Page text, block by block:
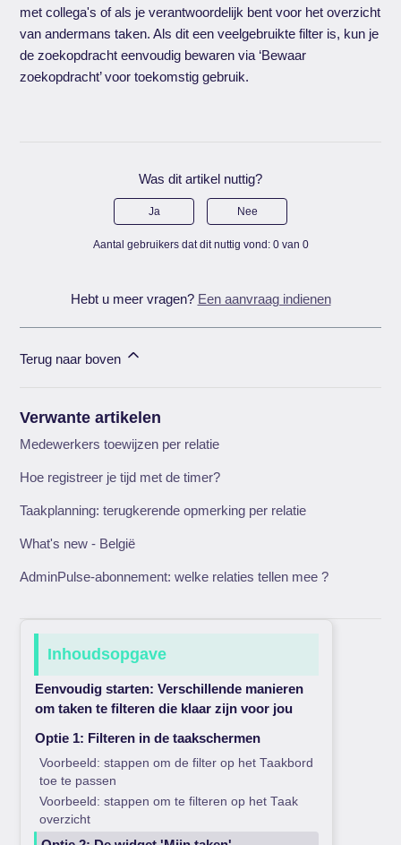
met collega's of als je verantwoordelijk bent voor het overzicht
van andermans taken. Als dit een veelgebruikte filter is, kun je
de zoekopdracht eenvoudig bewaren via ‘Bewaar
zoekopdracht’ voor toekomstig gebruik.
Was dit artikel nuttig?
Ja Nee
Aantal gebruikers dat dit nuttig vond: 0 van 0
Hebt u meer vragen? Een aanvraag indienen
Terug naar boven
Verwante artikelen
Medewerkers toewijzen per relatie
Hoe registreer je tijd met de timer?
Taakplanning: terugkerende opmerking per relatie
What's new - België
AdminPulse-abonnement: welke relaties tellen mee ?
Inhoudsopgave
Eenvoudig starten: Verschillende manieren
om taken te filteren die klaar zijn voor jou
Optie 1: Filteren in de taakschermen
Voorbeeld: stappen om de filter op het Taakbord
toe te passen
Voorbeeld: stappen om te filteren op het Taak
overzicht